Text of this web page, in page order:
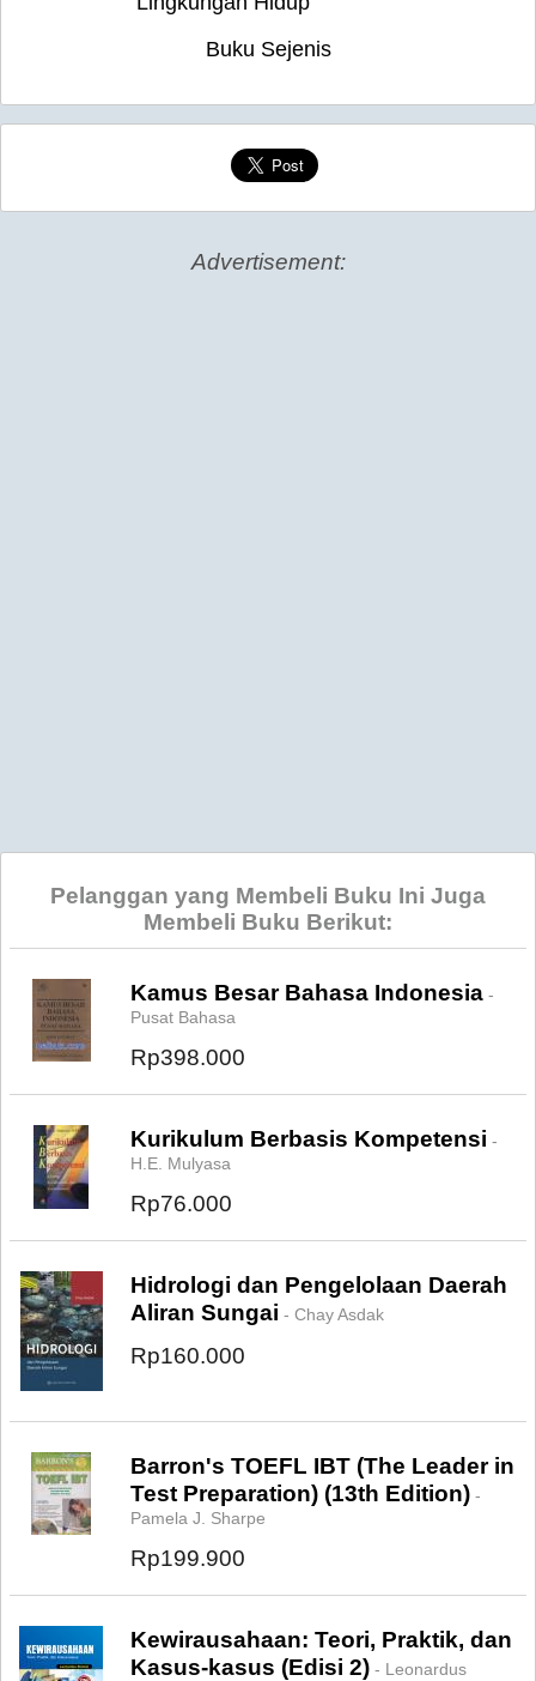
Buku Sejenis
Advertisement:
Pelanggan yang Membeli Buku Ini Juga
Membeli Buku Berikut:
Kamus Besar Bahasa Indonesia -
Pusat Bahasa
Rp398.000
Kurikulum Berbasis Kompetensi -
H.E. Mulyasa
Rp76.000
Hidrologi dan Pengelolaan Daerah
Aliran Sungai - Chay Asdak
Rp160.000
Barron's TOEFL IBT (The Leader in
Test Preparation) (13th Edition) -
Pamela J. Sharpe
Rp199.900
Kewirausahaan: Teori, Praktik, dan
Kasus-kasus (Edisi 2) - Leonardus